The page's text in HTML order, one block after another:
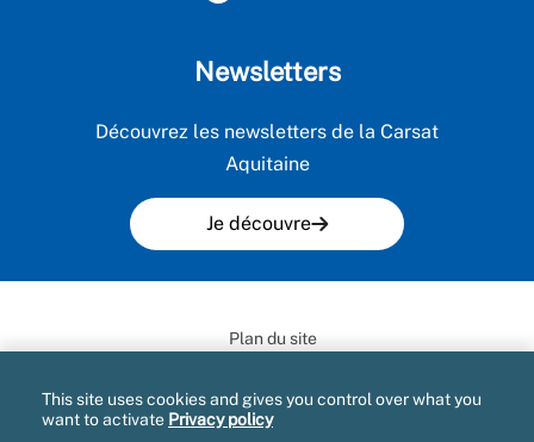
Newsletters
Découvrez les newsletters de la Carsat
Aquitaine
Je découvre
Plan du site
Gestion des cookies
This site uses cookies and gives you control over what you
want to activate Privacy policy